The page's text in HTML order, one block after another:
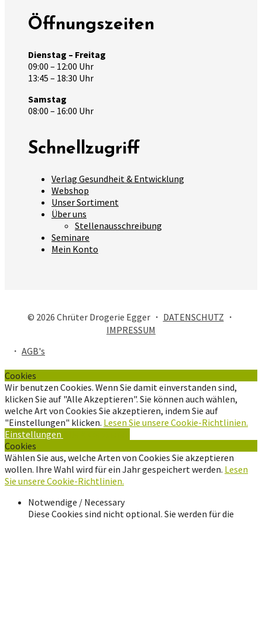
Öffnungszeiten
Dienstag – Freitag
09:00 – 12:00 Uhr
13:45 – 18:30 Uhr
Samstag
08:00 – 16:00 Uhr
Schnellzugriff
Verlag Gesundheit & Entwicklung
Webshop
Unser Sortiment
Über uns
Stellenausschreibung
Seminare
Mein Konto
© 2026 Chrüter Drogerie Egger ・ DATENSCHUTZ ・
IMPRESSUM
・ AGB's
Cookies
Wir benutzen Cookies. Wenn Sie damit einverstanden sind,
klicken Sie auf "Alle Akzeptieren". Sie können auch wählen,
welche Art von Cookies Sie akzeptieren, indem Sie auf
"Einstellungen" klicken. Lesen Sie unsere Cookie-Richtlinien.
Einstellungen
Cookies
Wählen Sie aus, welche Arten von Cookies Sie akzeptieren
wollen. Ihre Wahl wird für ein Jahr gespeichert werden. Lesen
Sie unsere Cookie-Richtlinien.
Notwendige / Necessary
Diese Cookies sind nicht optional. Sie werden für die